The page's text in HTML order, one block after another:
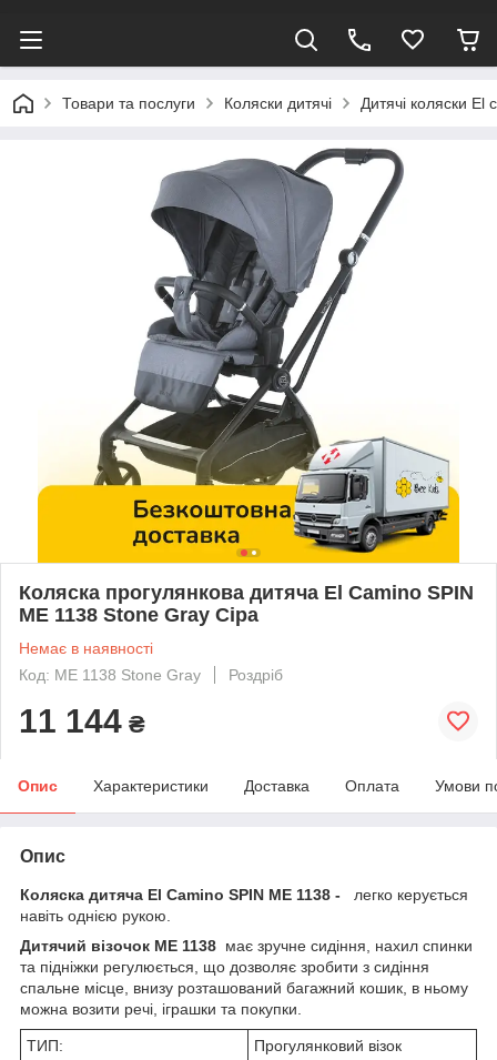
Товари та послуги Коляски дитячі Дитячі коляски El
Коляска прогулянкова дитяча El Camino SPIN
ME 1138 Stone Gray Сіра
Немає в наявності
Код: ME 1138 Stone Gray
Роздріб
11 144 ₴
Опис Характеристики Доставка Оплата Умови
Опис
Коляска дитяча El Camino SPIN ME 1138 -
легко керується
навіть однією рукою.
Дитячий візочок ME 1138 має зручне сидіння, нахил спинки
та підніжки регулюється, що дозволяє зробити з сидіння
спальне місце, внизу розташований багажний кошик, в ньому
можна возити речі, іграшки та покупки.
ТИП:
Прогулянковий візок